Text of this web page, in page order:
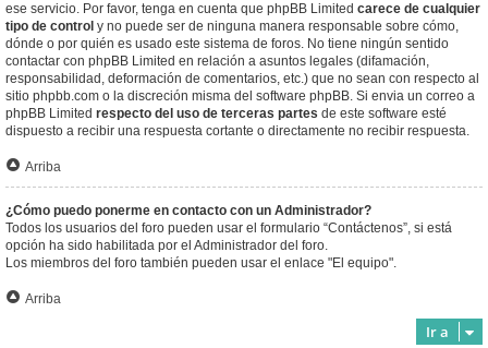
ese servicio. Por favor, tenga en cuenta que phpBB Limited carece de cualquier
tipo de control y no puede ser de ninguna manera responsable sobre cómo,
dónde o por quién es usado este sistema de foros. No tiene ningún sentido
contactar con phpBB Limited en relación a asuntos legales (difamación,
responsabilidad, deformación de comentarios, etc.) que no sean con respecto al
sitio phpbb.com o la discreción misma del software phpBB. Si envia un correo a
phpBB Limited respecto del uso de terceras partes de este software esté
dispuesto a recibir una respuesta cortante o directamente no recibir respuesta.
Arriba
¿Cómo puedo ponerme en contacto con un Administrador?
Todos los usuarios del foro pueden usar el formulario “Contáctenos”, si está
opción ha sido habilitada por el Administrador del foro.
Los miembros del foro también pueden usar el enlace "El equipo".
Arriba
Ir a